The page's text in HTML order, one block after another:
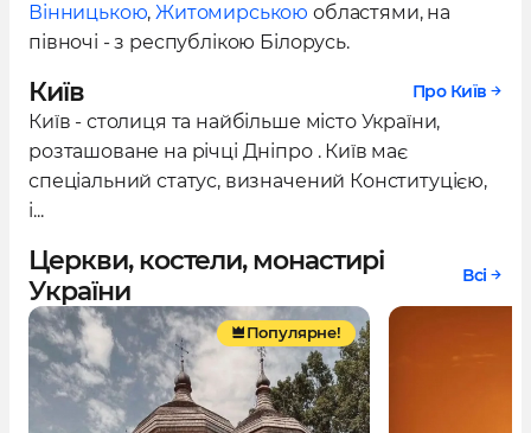
Вінницькою,Житомирською областями, на
півночі - з республікою Білорусь.
Київ Про Київ
Київ - столиця та найбільше місто України,
розташоване на річці Дніпро . Київ має
спеціальний статус, визначений Конституцією,
і...
Церкви, костели, монастирі
України
Всі
Популярне!